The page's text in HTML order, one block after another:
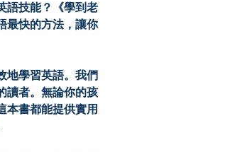
語技能？《學到老
最快的方法，讓你
地學習英語。我們
讀者。無論你的孩
本書都能提供實用